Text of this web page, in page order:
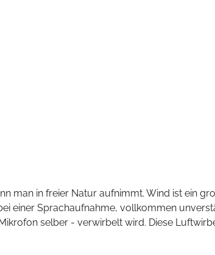
man in freier Natur aufnimmt. Wind ist ein
einer Sprachaufnahme, vollkommen
selber - verwirbelt wird. Diese